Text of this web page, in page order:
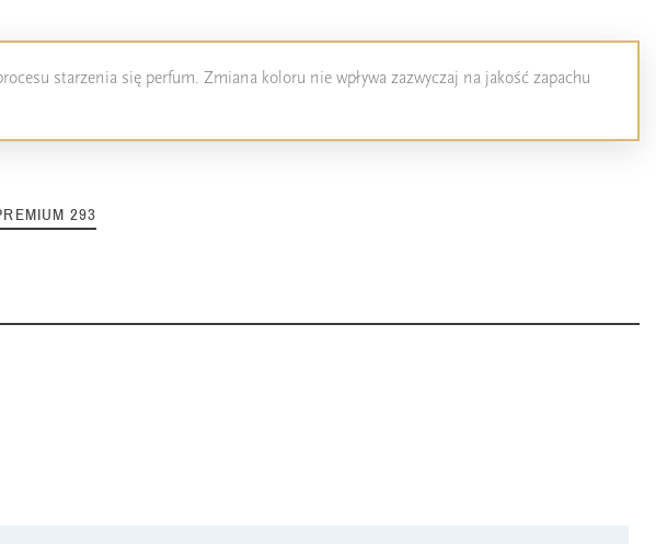
starzenia się perfum. Zmiana koloru nie wpływa zazwyczaj na jakość zapachu
293